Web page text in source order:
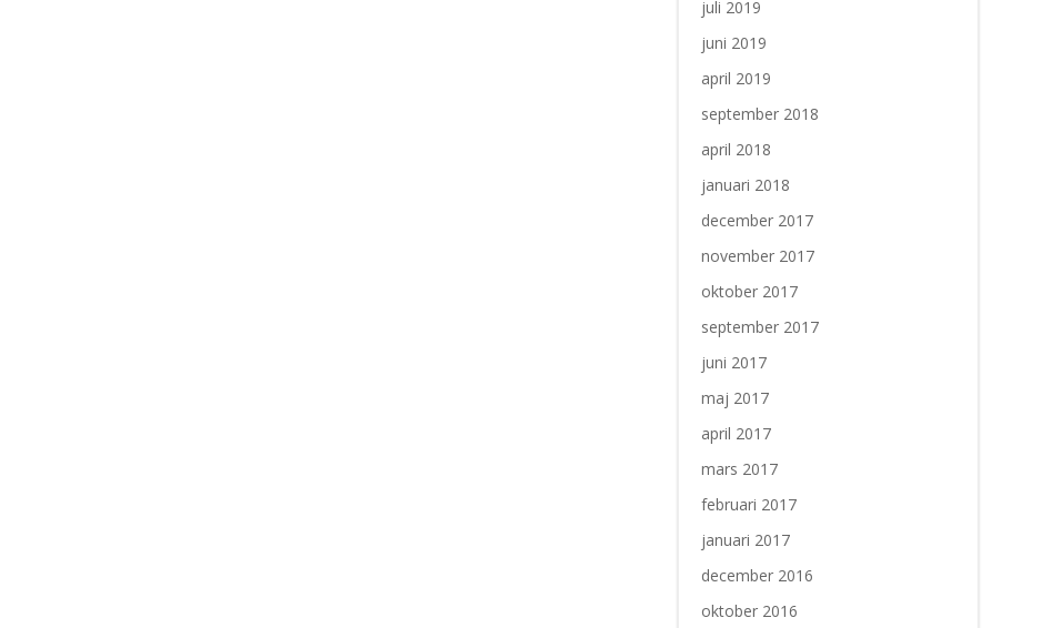
juli 2019
juni 2019
april 2019
september 2018
april 2018
januari 2018
december 2017
november 2017
oktober 2017
september 2017
juni 2017
maj 2017
april 2017
mars 2017
februari 2017
januari 2017
december 2016
oktober 2016